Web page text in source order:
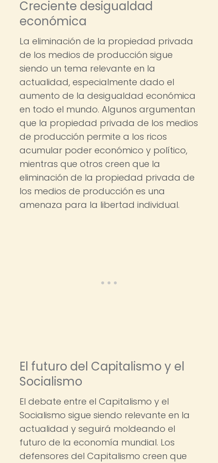
Creciente desigualdad
económica
La eliminación de la propiedad privada
de los medios de producción sigue
siendo un tema relevante en la
actualidad, especialmente dado el
aumento de la desigualdad económica
en todo el mundo. Algunos argumentan
que la propiedad privada de los medios
de producción permite a los ricos
acumular poder económico y político,
mientras que otros creen que la
eliminación de la propiedad privada de
los medios de producción es una
amenaza para la libertad individual.
El futuro del Capitalismo y el
Socialismo
El debate entre el Capitalismo y el
Socialismo sigue siendo relevante en la
actualidad y seguirá moldeando el
futuro de la economía mundial. Los
defensores del Capitalismo creen que